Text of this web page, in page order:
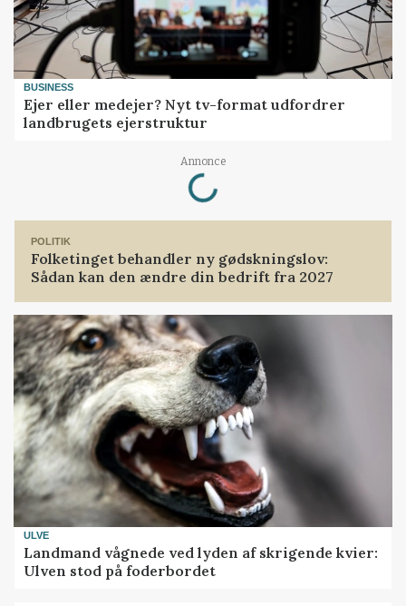
BUSINESS
Ejer eller medejer? Nyt tv-format udfordrer
landbrugets ejerstruktur
Annonce
Loading...
POLITIK
Folketinget behandler ny gødskningslov:
Sådan kan den ændre din bedrift fra 2027
ULVE
Landmand vågnede ved lyden af skrigende kvier:
Ulven stod på foderbordet